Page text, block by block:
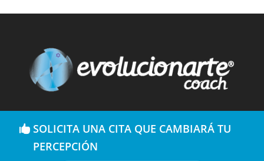
SOLICITA UNA CITA QUE CAMBIARÁ TU
PERCEPCIÓN